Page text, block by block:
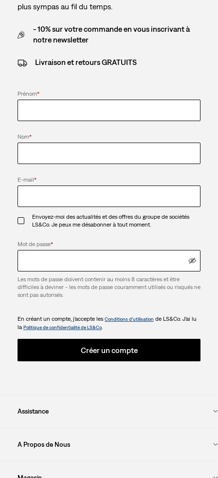
plus sympas au fil du temps.
- 10% sur votre commande en vous inscrivant à
notre newsletter
Livraison et retours GRATUITS
Prénom*
Nom*
E-mail*
Envoyez-moi des actualités et des offres du groupe de sociétés
LS&Co. Je peux me désabonner à tout moment.
Mot de passe*
Les mots de passe doivent contenir au moins 8 caractères et être
difficiles à deviner - les mots de passe couramment utilisés ou risqués ne
sont pas autorisés.
En créant un compte, j’accepte les Conditions d’utilisation de LS&Co. J’ai lu
la Politique de confidentialité de LS&Co.
Créer un compte
Assistance
A Propos de Nous